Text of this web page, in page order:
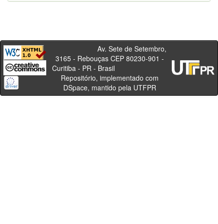
Av. Sete de Setembro,
3165 - Rebouças CEP 80230-901 -
Curitiba - PR - Brasil
Repositório, implementado com
DSpace, mantido pela UTFPR